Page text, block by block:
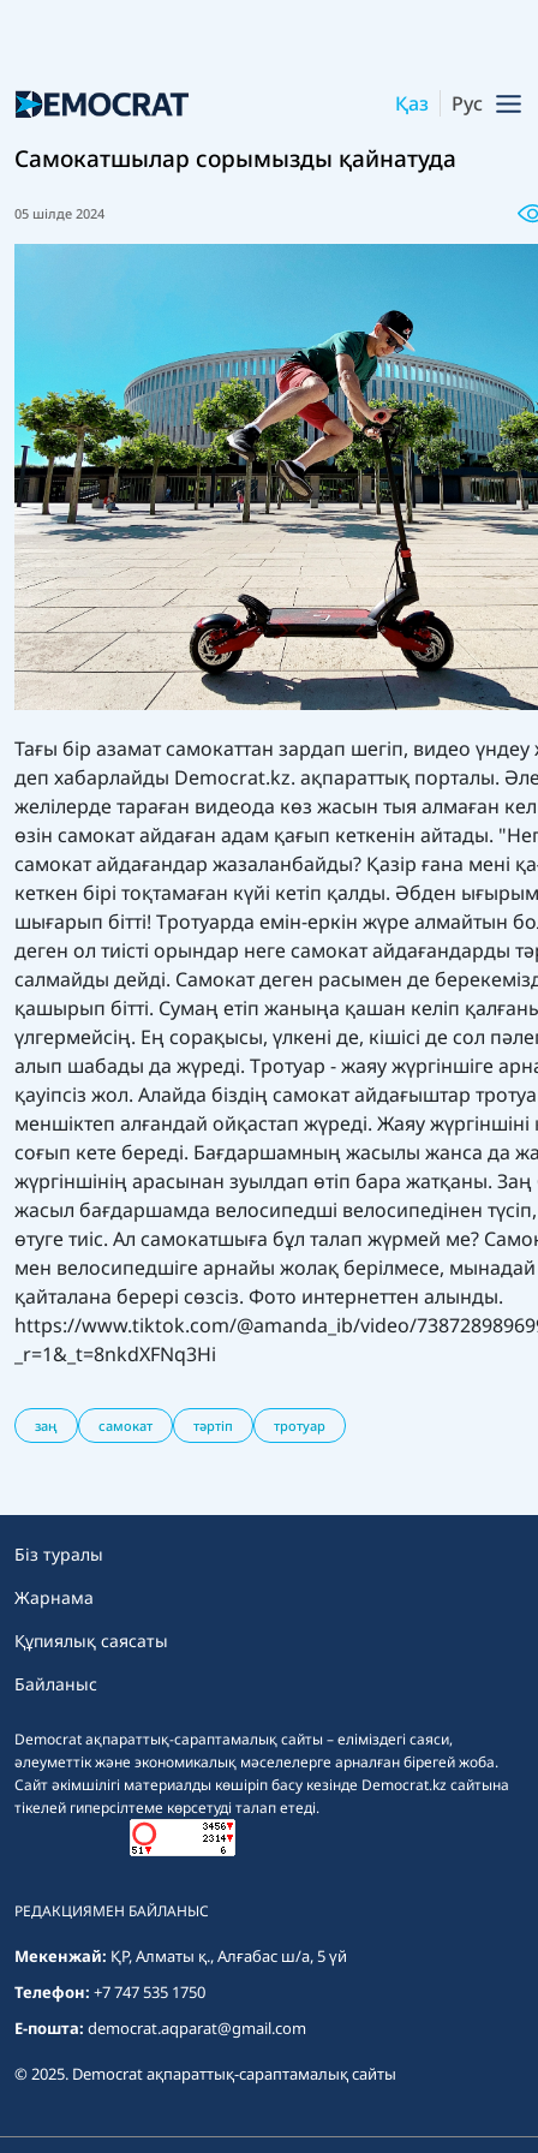
Қаз Рус
Самокатшылар сорымызды қайнатуда
05 шілде 2024
Тағы бір азамат самокаттан зардап шегіп, видео
деп хабарлайды Democrat.kz. ақпараттық порталы.
желілерде тараған видеода көз жасын тыя алмаған
өзін самокат айдаған адам қағып кеткенін айтады.
самокат айдағандар жазаланбайды? Қазір ғана мені
кеткен бірі тоқтамаған күйі кетіп қалды. Әбден
шығарып бітті! Тротуарда емін-еркін жүре алмайтын
деген ол тиісті орындар неге самокат айдағандарды
салмайды дейді. Самокат деген расымен де
қашырып бітті. Сумаң етіп жаныңа қашан келіп
үлгермейсің. Ең сорақысы, үлкені де, кішісі де сол
алып шабады да жүреді. Тротуар - жаяу жүргіншіге
қауіпсіз жол. Алайда біздің самокат айдағыштар
меншіктеп алғандай ойқастап жүреді. Жаяу жүргіншіні
соғып кете береді. Бағдаршамның жасылы жанса да
жүргіншінің арасынан зуылдап өтіп бара жатқаны.
жасыл бағдаршамда велосипедші велосипедінен
өтуге тиіс. Ал самокатшыға бұл талап жүрмей ме?
мен велосипедшіге арнайы жолақ берілмесе,
қайталана берері сөзсіз. Фото интернеттен алынды.
https://www.tiktok.com/@amanda_ib/video/
_r=1&_t=8nkdXFNq3Hi
заң самокат тәртіп тротуар
Democrat ақпараттық-сараптамалық сайты – еліміздегі саяси,
әлеуметтік және экономикалық мәселелерге арналған бірегей жоба.
Сайт әкімшілігі материалды көшіріп басу кезінде Democrat.kz сайтына
тікелей гиперсілтеме көрсетуді талап етеді.
Біз туралы
Жарнама
Құпиялық саясаты
Байланыс
РЕДАКЦИЯМЕН БАЙЛАНЫС
Мекенжай: ҚР, Алматы қ., Алғабас ш/а, 5 үй
Телефон: +7 747 535 1750
E-пошта: democrat.aqparat@gmail.com
© 2025. Democrat ақпараттық-сараптамалық сайты